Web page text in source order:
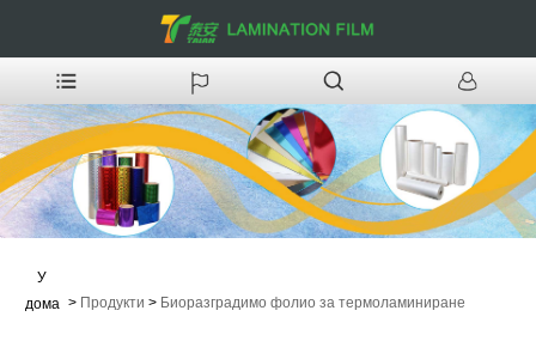
У
дома > Продукти > Биоразградимо фолио за термоламиниране